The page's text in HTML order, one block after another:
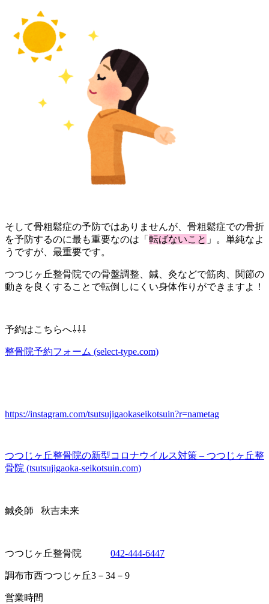
そして骨粗鬆症の予防ではありませんが、骨粗鬆症での骨折
を予防するのに最も重要なのは「 転ばないこと 」。単純なよ
うですが、最重要です。
つつじヶ丘整骨院での骨盤調整、鍼、灸などで筋肉、関節の
動きを良くすることで転倒しにくい身体作りができますよ！
予約はこちらへ⇩⇩⇩
整骨院予約フォーム (select-type.com)
https://instagram.com/tsutsujigaokaseikotsuin?r=nametag
つつじヶ丘整骨院の新型コロナウイルス対策 – つつじヶ丘整
骨院 (tsutsujigaoka-seikotsuin.com)
鍼灸師 秋吉未来
つつじヶ丘整骨院 042-444-6447
調布市西つつじヶ丘3－34－9
営業時間